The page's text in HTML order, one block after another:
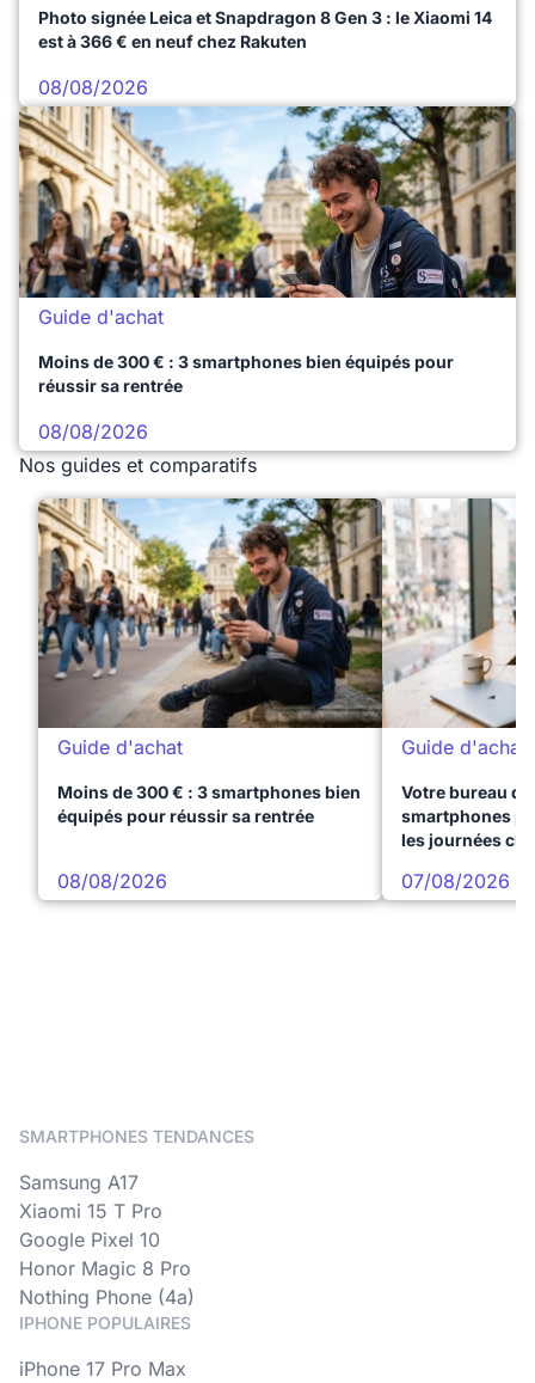
Photo signée Leica et Snapdragon 8 Gen 3 : le Xiaomi 14
est à 366 € en neuf chez Rakuten
08/08/2026
Guide d'achat
Moins de 300 € : 3 smartphones bien équipés pour
réussir sa rentrée
08/08/2026
Nos guides et comparatifs
Guide d'achat
Moins de 300 € : 3 smartphones bien
équipés pour réussir sa rentrée
08/08/2026
Guide d'achat
Votre bureau
smartphones
les journées
07/08/2026
SMARTPHONES TENDANCES
Samsung A17
Xiaomi 15 T Pro
Google Pixel 10
Honor Magic 8 Pro
Nothing Phone (4a)
IPHONE POPULAIRES
iPhone 17 Pro Max